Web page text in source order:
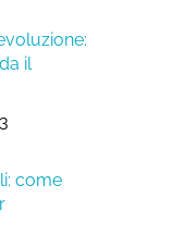
il
come